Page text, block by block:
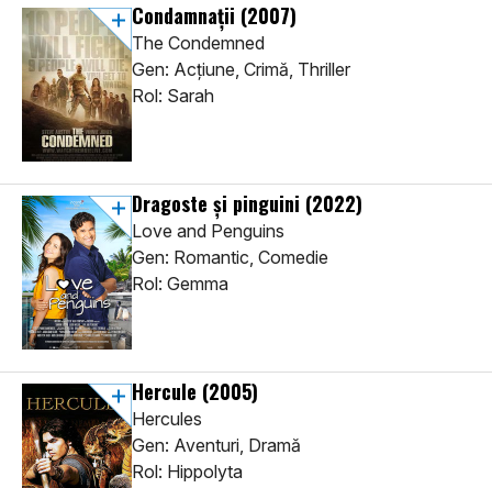
Condamnații (2007)
The Condemned
Gen: Acţiune, Crimă, Thriller
Rol: Sarah
Dragoste și pinguini (2022)
Love and Penguins
Gen: Romantic, Comedie
Rol: Gemma
Hercule (2005)
Hercules
Gen: Aventuri, Dramă
Rol: Hippolyta